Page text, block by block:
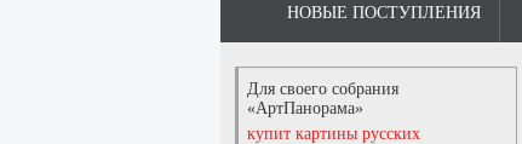
НОВЫЕ ПОСТУПЛЕНИЯ
Для своего собрания
«АртПанорама»
купит картины русских